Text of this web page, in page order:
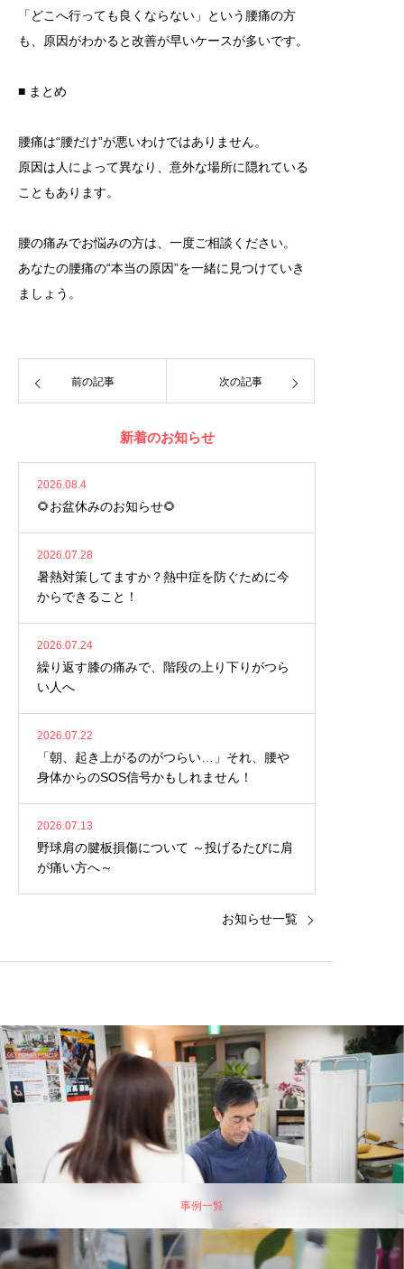
「どこへ行っても良くならない」という腰痛の方
も、原因がわかると改善が早いケースが多いです。
■ まとめ
腰痛は“腰だけ”が悪いわけではありません。
原因は人によって異なり、意外な場所に隠れている
こともあります。
腰の痛みでお悩みの方は、一度ご相談ください。
あなたの腰痛の“本当の原因”を一緒に見つけていき
ましょう。
前の記事 次の記事
新着のお知らせ
2026.08.4
🌻お盆休みのお知らせ🌻
2026.07.28
暑熱対策してますか？熱中症を防ぐために今
からできること！
2026.07.24
繰り返す膝の痛みで、階段の上り下りがつら
い人へ
2026.07.22
「朝、起き上がるのがつらい…」それ、腰や
身体からのSOS信号かもしれません！
2026.07.13
野球肩の腱板損傷について ～投げるたびに肩
が痛い方へ～
お知らせ一覧
事例一覧